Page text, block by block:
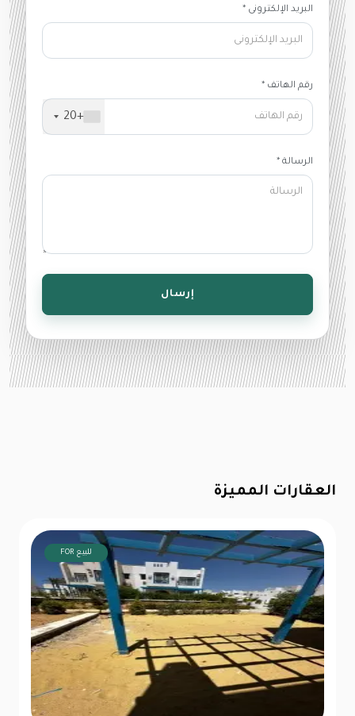
البريد الإلكترونى *
رقم الهاتف *
+20
الرسالة *
إرسال
العقارات المميزة
FOR للبيع